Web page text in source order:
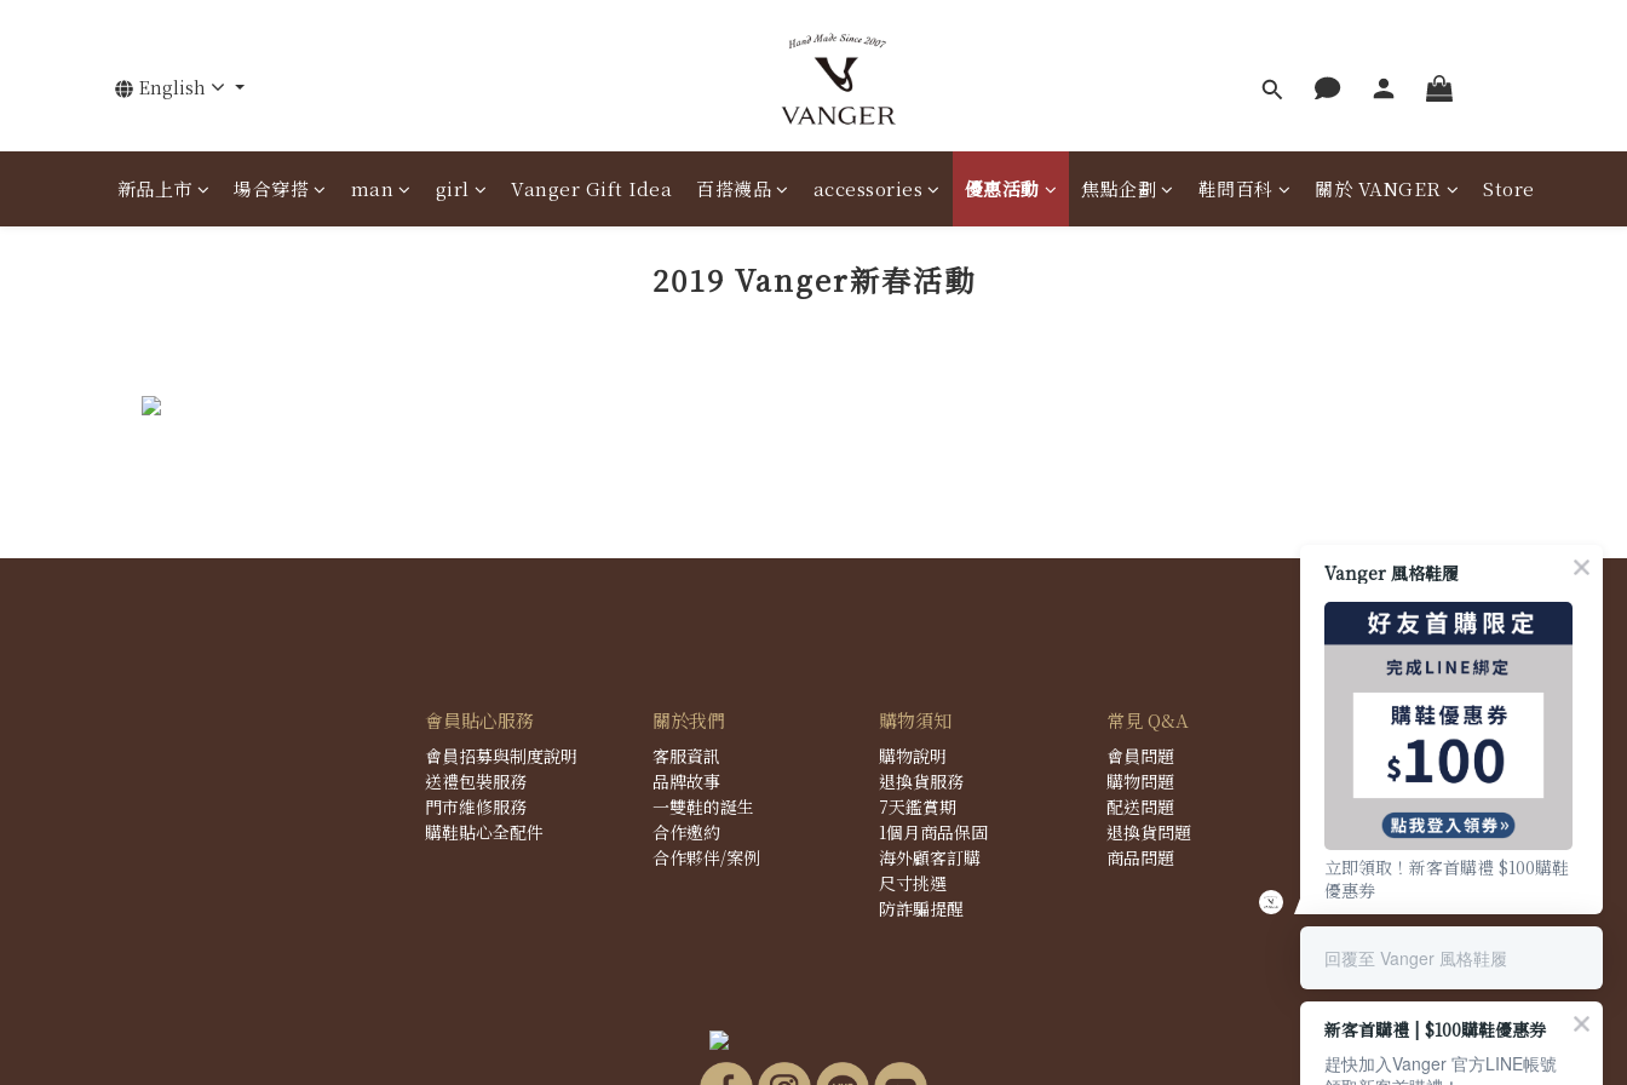
新品上市 場合穿搭 man girl Vanger Gift Idea 百搭襪品 accessories 優惠活動 焦點企劃 鞋問百科 關於 VANGER Store
English
2019 Vanger新春活動
會員貼心服務
會員招募與制度說明
送禮包裝服務
門市維修服務
購鞋貼心全配件
關於我們
客服資訊
品牌故事
一雙鞋的誕生
合作邀約
合作夥伴/案例
購物須知
購物說明
退換貨服務
7天鑑賞期
1個月商品保固
海外顧客訂購
尺寸挑選
防詐騙提醒
常見 Q&A
會員問題
購物問題
配送問題
退換貨問題
商品問題
Vanger 風格鞋履
立即領取！新客首購禮 $100購鞋
優惠券
回覆至 Vanger 風格鞋履
新客首購禮 | $100購鞋優惠券
趕快加入Vanger 官方LINE帳號